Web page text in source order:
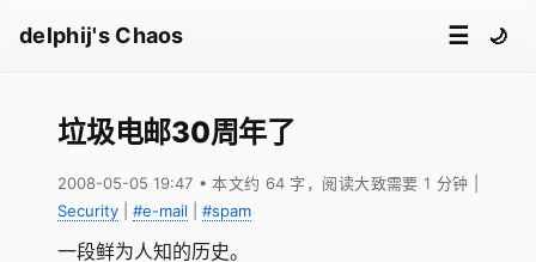
delphij's Chaos ☰ 🌙
垃圾电邮30周年了
2008-05-05 19:47 • 本文约 64 字，阅读大致需要 1 分钟
Security
#e-mail #spam
一段鲜为人知的历史。